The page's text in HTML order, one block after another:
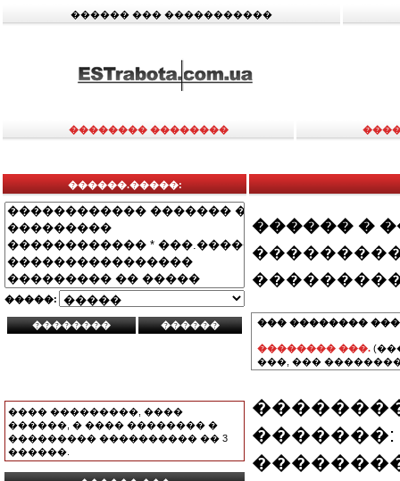
������ ��� �����������
�������� ��������
������.�����:
�����:
���� ���������, ����
������, � ���� �������� �
��������� ���������� �� 3
������.
������ �
��� ��������
�������� ���.
���, ���
�������: